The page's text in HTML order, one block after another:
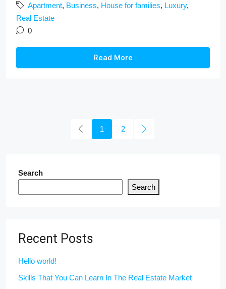
Apartment, Business, House for families, Luxury,
Real Estate
0
Read More
1 2
Search
Search
Recent Posts
Hello world!
Skills That You Can Learn In The Real Estate Market